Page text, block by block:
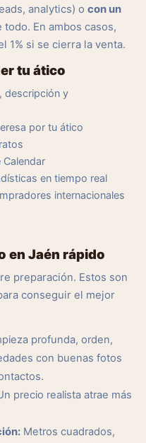
analytics) o con un
En ambos casos,
1% si se cierra la venta.
tu ático
descripción y
por tu ático
en tiempo real
internacionales
en Jaén rápido
preparación. Estos son
conseguir el mejor
profunda, orden,
con buenas fotos
precio realista atrae más
Metros cuadrados,